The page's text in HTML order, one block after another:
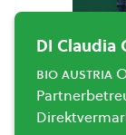
DI Claudia
bio austria